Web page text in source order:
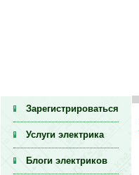
Зарегистрироваться
Услуги электрика
Блоги электриков